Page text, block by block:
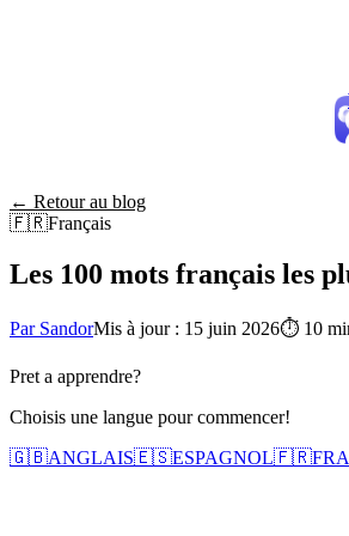
← Retour au blog
🇫🇷Français
Les 100 mots français les
Par SandorMis à jour : 15 juin 2026⏱ 10
Pret a apprendre?
Choisis une langue pour commencer!
🇬🇧ANGLAIS🇪🇸ESPAGNOL🇫🇷